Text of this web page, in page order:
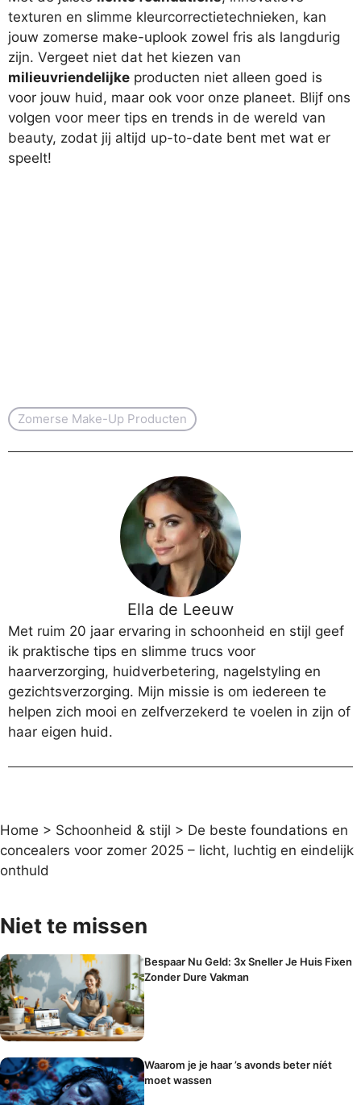
texturen en slimme kleurcorrectietechnieken, kan
jouw zomerse make-uplook zowel fris als langdurig
zijn. Vergeet niet dat het kiezen van
milieuvriendelijke producten niet alleen goed is
voor jouw huid, maar ook voor onze planeet. Blijf ons
volgen voor meer tips en trends in de wereld van
beauty, zodat jij altijd up-to-date bent met wat er
speelt!
Zomerse Make-Up Producten
Ella de Leeuw
Met ruim 20 jaar ervaring in schoonheid en stijl geef
ik praktische tips en slimme trucs voor
haarverzorging, huidverbetering, nagelstyling en
gezichtsverzorging. Mijn missie is om iedereen te
helpen zich mooi en zelfverzekerd te voelen in zijn of
haar eigen huid.
Home > Schoonheid & stijl > De beste foundations en
concealers voor zomer 2025 – licht, luchtig en eindelijk
onthuld
Niet te missen
Bespaar Nu Geld: 3x Sneller Je Huis Fixen
Zonder Dure Vakman
Waarom je je haar ’s avonds beter níét
moet wassen